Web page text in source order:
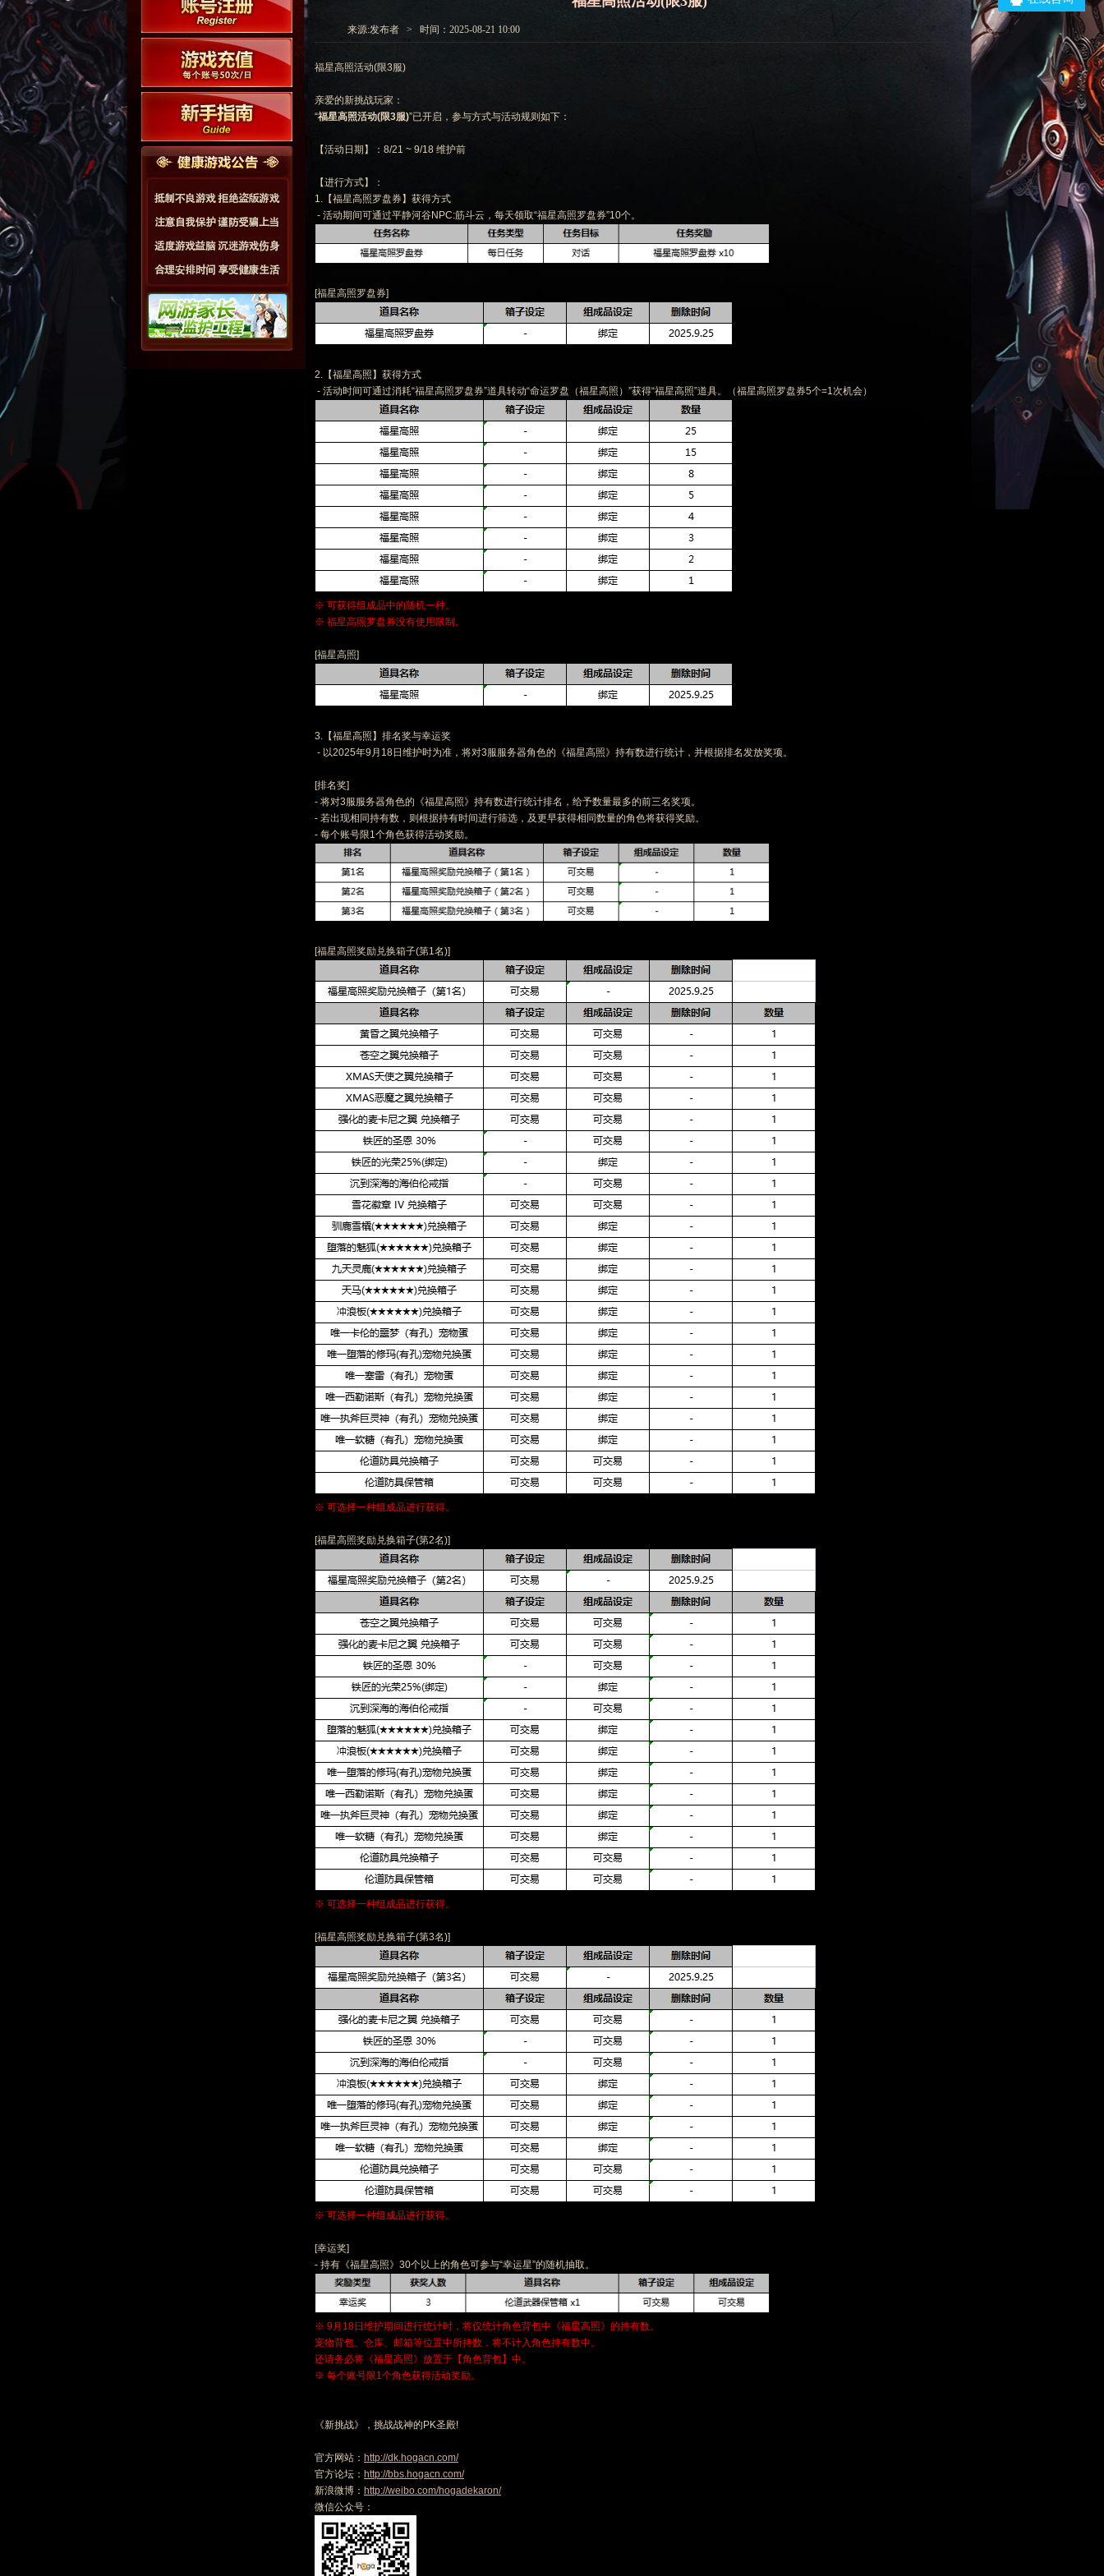
来源:发布者 > 时间：2025-08-21 10:00
福星高照活动(限3服)
亲爱的新挑战玩家：
“福星高照活动(限3服)”已开启，参与方式与活动规则如下：
【活动日期】：8/21 ~ 9/18 维护前
【进行方式】：
1.【福星高照罗盘券】获得方式
- 活动期间可通过平静河谷NPC:筋斗云，每天领取“福星高照罗盘券”10个。
[福星高照罗盘券]
2.【福星高照】获得方式
- 活动时间可通过消耗“福星高照罗盘券”道具转动“命运罗盘（福星高照）”获得“福星高照”道具。（福星高照罗盘券5个=1次机会）
※ 可获得组成品中的随机一种。
※ 福星高照罗盘券没有使用限制。
[福星高照]
3.【福星高照】排名奖与幸运奖
- 以2025年9月18日维护时为准，将对3服服务器角色的《福星高照》持有数进行统计，并根据排名发放奖项。
[排名奖]
- 将对3服服务器角色的《福星高照》持有数进行统计排名，给予数量最多的前三名奖项。
- 若出现相同持有数，则根据持有时间进行筛选，及更早获得相同数量的角色将获得奖励。
- 每个账号限1个角色获得活动奖励。
[福星高照奖励兑换箱子(第1名)]
※ 可选择一种组成品进行获得。
[福星高照奖励兑换箱子(第2名)]
※ 可选择一种组成品进行获得。
[福星高照奖励兑换箱子(第3名)]
※ 可选择一种组成品进行获得。
[幸运奖]
- 持有《福星高照》30个以上的角色可参与“幸运星”的随机抽取。
※ 9月18日维护期间进行统计时，将仅统计角色背包中《福星高照》的持有数。
宠物背包、仓库、邮箱等位置中所持数，将不计入角色持有数中。
还请务必将《福星高照》放置于【角色背包】中。
※ 每个账号限1个角色获得活动奖励。
《新挑战》，挑战战神的PK圣殿!
官方网站： http://dk.hogacn.com/
官方论坛： http://bbs.hogacn.com/
新浪微博： http://weibo.com/hogadekaron/
微信公众号：